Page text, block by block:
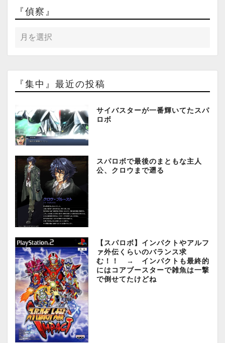
『偵察』
『集中』最近の投稿
サイバスターが一番輝いてたスパ
ロボ
スパロボで最後のまともな主人
公、クロウまで遡る
【スパロボ】インパクトやアルフ
ァ外伝くらいのバランス求
む！！ → インパクトも最終的
にはコアブースターで雑魚は一撃
で倒せてたけどね